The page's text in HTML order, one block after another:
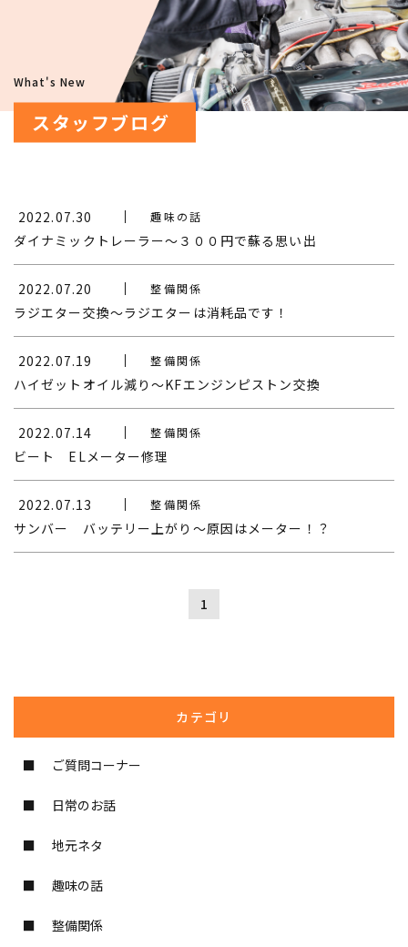
What's New
スタッフブログ
2022.07.30 趣味の話
ダイナミックトレーラー～３００円で蘇る思い出
2022.07.20 整備関係
ラジエター交換～ラジエターは消耗品です！
2022.07.19 整備関係
ハイゼットオイル減り～KFエンジンピストン交換
2022.07.14 整備関係
ビート ELメーター修理
2022.07.13 整備関係
サンバー バッテリー上がり～原因はメーター！？
1
カテゴリ
ご質問コーナー
日常のお話
地元ネタ
趣味の話
整備関係